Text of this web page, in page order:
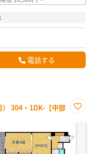
電話する
304・1DK-【中部
に入
録